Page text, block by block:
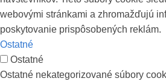
webovými stránkami a zhromažďujú
poskytovanie prispôsobených reklám.
Ostatné
Ostatné
Ostatné nekategorizované súbory